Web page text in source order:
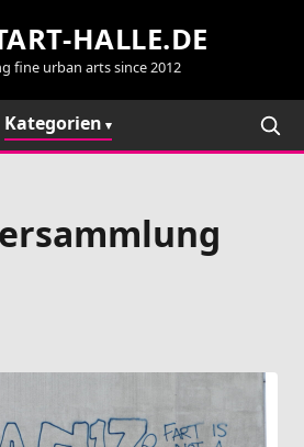
HALLE.DE
fine urban arts since 2012
Kategorien